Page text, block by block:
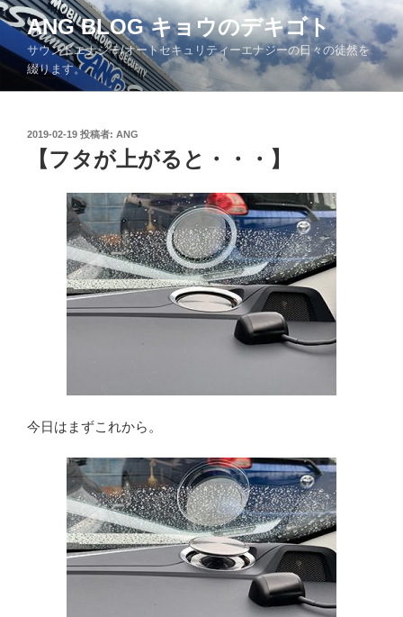
コ
ン
テ
ツ
ANG BLOG キョウのデキゴト
サウンドエナジー/オートセキュリティーエナジーの日々の徒然を
綴ります。
投
2019-02-19 投稿者: ANG
【フタが上がると・・・】
今日はまずこれから。